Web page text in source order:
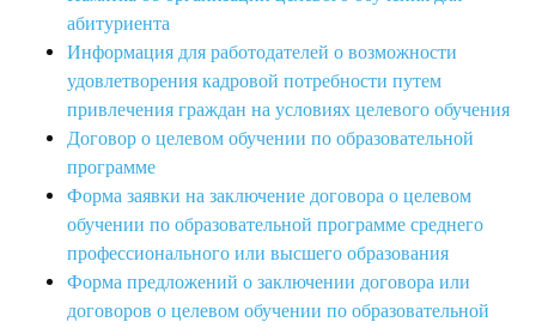
абитуриента
Информация для работодателей о возможности
удовлетворения кадровой потребности путем
привлечения граждан на условиях целевого обучения
Договор о целевом обучении по образовательной
программе
Форма заявки на заключение договора о целевом
обучении по образовательной программе среднего
профессионального или высшего образования
Форма предложений о заключении договора или
договоров о целевом обучении по образовательной